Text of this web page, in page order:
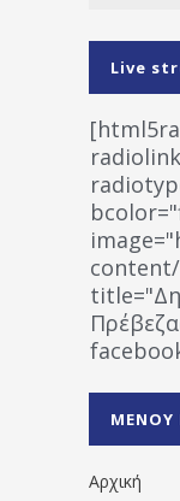
Live
ΜΕΝΟΥ
Αρχική